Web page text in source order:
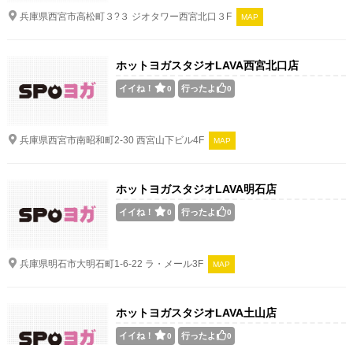
兵庫県西宮市高松町３?３ ジオタワー西宮北口３F MAP
ホットヨガスタジオLAVA西宮北口店
イイね！ 0 行ったよ 0
兵庫県西宮市南昭和町2-30 西宮山下ビル4F MAP
ホットヨガスタジオLAVA明石店
イイね！ 0 行ったよ 0
兵庫県明石市大明石町1-6-22 ラ・メール3F MAP
ホットヨガスタジオLAVA土山店
イイね！ 0 行ったよ 0